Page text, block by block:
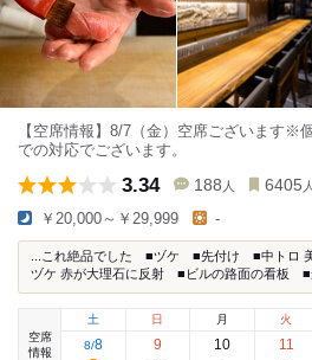
【空席情報】8/7（金）空席ございます※
での対応でございます。
3.34 188 人 6405 人
￥20,000～￥29,999 -
...これ絶品でした ■ヅケ ■先付け ■中トロ
ヅケ 赤が大理石に反射 ■ビルの路面の看板 ■
空席
情報
土
8/8
日
9
月
10
火
11